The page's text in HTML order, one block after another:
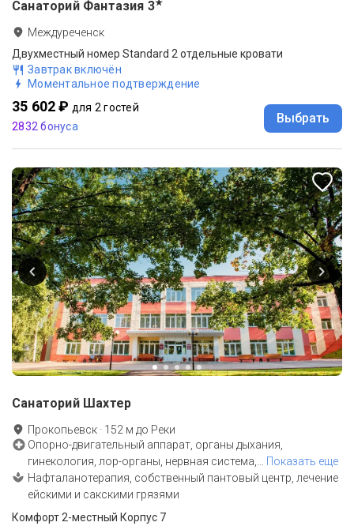
Санаторий Фантазия 3★
Междуреченск
Двухместный номер Standard 2 отдельные кровати
Завтрак включён
Моментальное подтверждение
35 602 ₽ для 2 гостей
2832 бонуса
Выбрать
Санаторий Шахтер
Прокопьевск · 152 м до Реки
Опорно-двигательный аппарат, органы дыхания,
гинекология, лор-органы, нервная система,… Показать еще
Нафталанотерапия, собственный пантовый центр, лечение
ейскими и сакскими грязями
Комфорт 2-местный Корпус 7